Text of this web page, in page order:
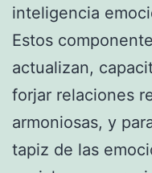
inteligencia
Estos
actualizan,
forjar relaciones
armoniosas, y
tapiz de las